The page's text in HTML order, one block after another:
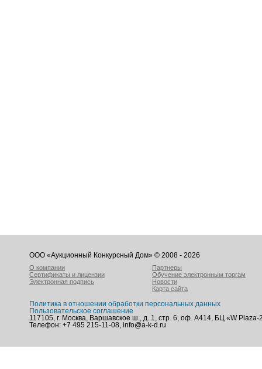
ООО «Аукционный Конкурсный Дом» © 2008 - 2026
О компании
Сертификаты и лицензии
Электронная подпись
Партнеры
Обучение электронным торгам
Новости
Карта сайта
Политика в отношении обработки персональных данных
Пользовательское соглашение
117105, г. Москва, Варшавское ш., д. 1, стр. 6, оф. А414, БЦ «W Plaza-
Телефон: +7 495 215-11-08, info@a-k-d.ru